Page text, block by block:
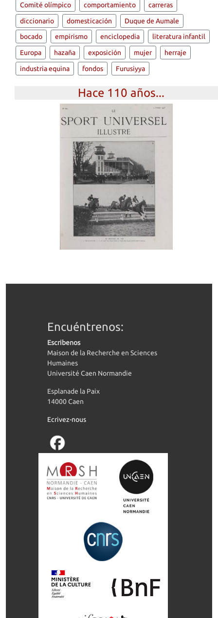
Comité olímpico comportamiento carreras
diccionario domesticación Duque de Aumale
bocado empirismo enciclopedia literatura infantil
Europa hazaña exposición mujer herraje
industria equina fondos Furusiyya
Hace 110 años...
Encuéntrenos:
Escribenos
Maison de la Recherche en Sciences
Humaines
Université Caen Normandie
Esplanade la Paix
14000 Caen
Ecrivez-nous